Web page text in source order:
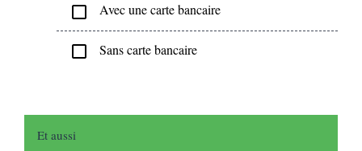
check_box_outline_blank Avec une carte bancaire
check_box_outline_blank Sans carte bancaire
Et aussi